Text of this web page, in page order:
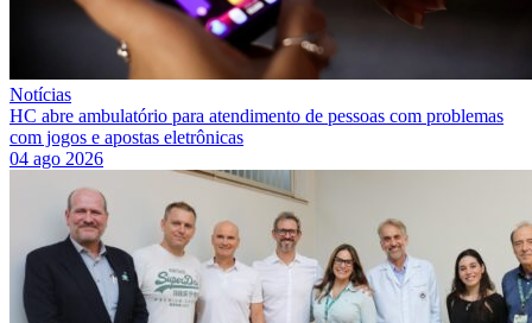
Notícias
HC abre ambulatório para atendimento de pessoas com problemas
com jogos e apostas eletrônicas
04 ago 2026